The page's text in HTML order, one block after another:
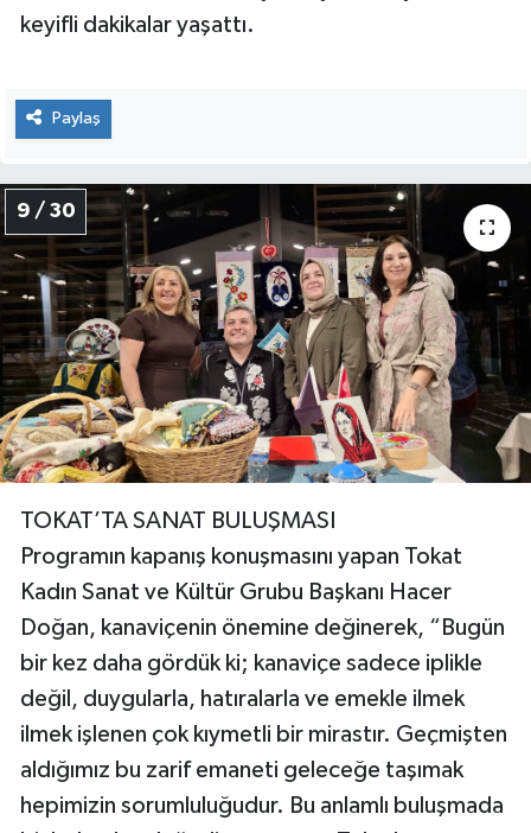
keyifli dakikalar yaşattı.
Paylaş
9 / 30
TOKAT’TA SANAT BULUŞMASI
Programın kapanış konuşmasını yapan Tokat
Kadın Sanat ve Kültür Grubu Başkanı Hacer
Doğan, kanaviçenin önemine değinerek, “Bugün
bir kez daha gördük ki; kanaviçe sadece iplikle
değil, duygularla, hatıralarla ve emekle ilmek
ilmek işlenen çok kıymetli bir mirastır. Geçmişten
aldığımız bu zarif emaneti geleceğe taşımak
hepimizin sorumluluğudur. Bu anlamlı buluşmada